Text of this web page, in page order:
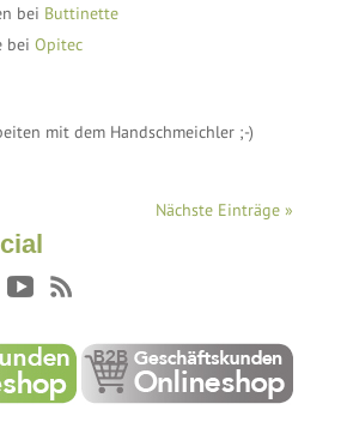
bei Buttinette
bei Opitec
mit dem Handschmeichler ;-)
Nächste Einträge »